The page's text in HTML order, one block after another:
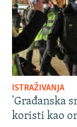
ISTRAŽIVANJA
'Građanska
koristi kao